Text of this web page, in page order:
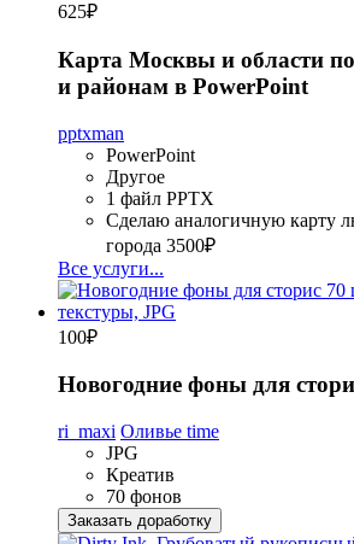
625₽
Карта Москвы и области
и районам в PowerPoint
pptxman
PowerPoint
Другое
1 файл PPTX
Сделаю аналогичную карту
города 3500₽
Все услуги...
100₽
Новогодние фоны для
ri_maxi Оливье time
JPG
Креатив
70 фонов
Заказать доработку